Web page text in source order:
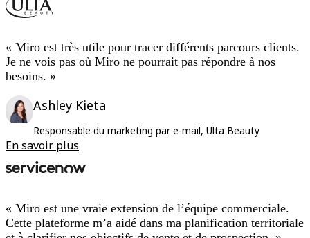
« Miro est une vraie extension de l’équipe commerciale.
Cette plateforme m’a aidé dans ma planification territoriale
« Miro est très utile pour tracer différents parcours clients.
Je ne vois pas où Miro ne pourrait pas répondre à nos
besoins. »
Ashley Kieta
Responsable du marketing par e-mail, Ulta Beauty
En savoir plus